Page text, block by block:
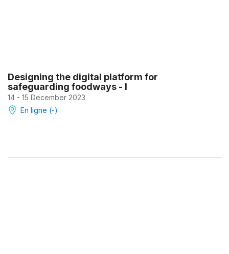
Designing the digital platform for
safeguarding foodways - I
14 - 15 December 2023
En ligne (-)